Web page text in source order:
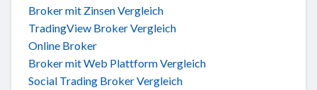
Broker mit Zinsen Vergleich
TradingView Broker Vergleich
Online Broker
Broker mit Web Plattform Vergleich
Social Trading Broker Vergleich